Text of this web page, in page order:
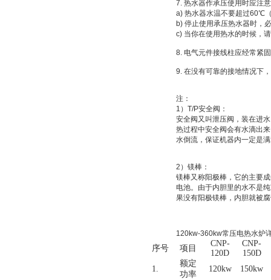
7. 热水器作承压使用时应注
a) 热水器水温不要超过60℃
b) 停止使用承压热水器时，
c) 当你在使用热水的时候，
8. 电气元件接线柱应经常紧
9. 在没有可靠的接地情况下
注：
1）T/P安全阀：
安全阀又叫泄压阀，装在进
热过程中安全阀会有水滴出
水倒流，保证机器内一定是
2）镁棒：
镁棒又称阳极棒，它的主要
电池。由于内胆里的水不是
果没有阳极镁棒，内胆就被
120kw-360kw常压电热水炉
序号 项目
CNP-
120D
CNP-
150D
1.
额定
功率
120kw 150kw